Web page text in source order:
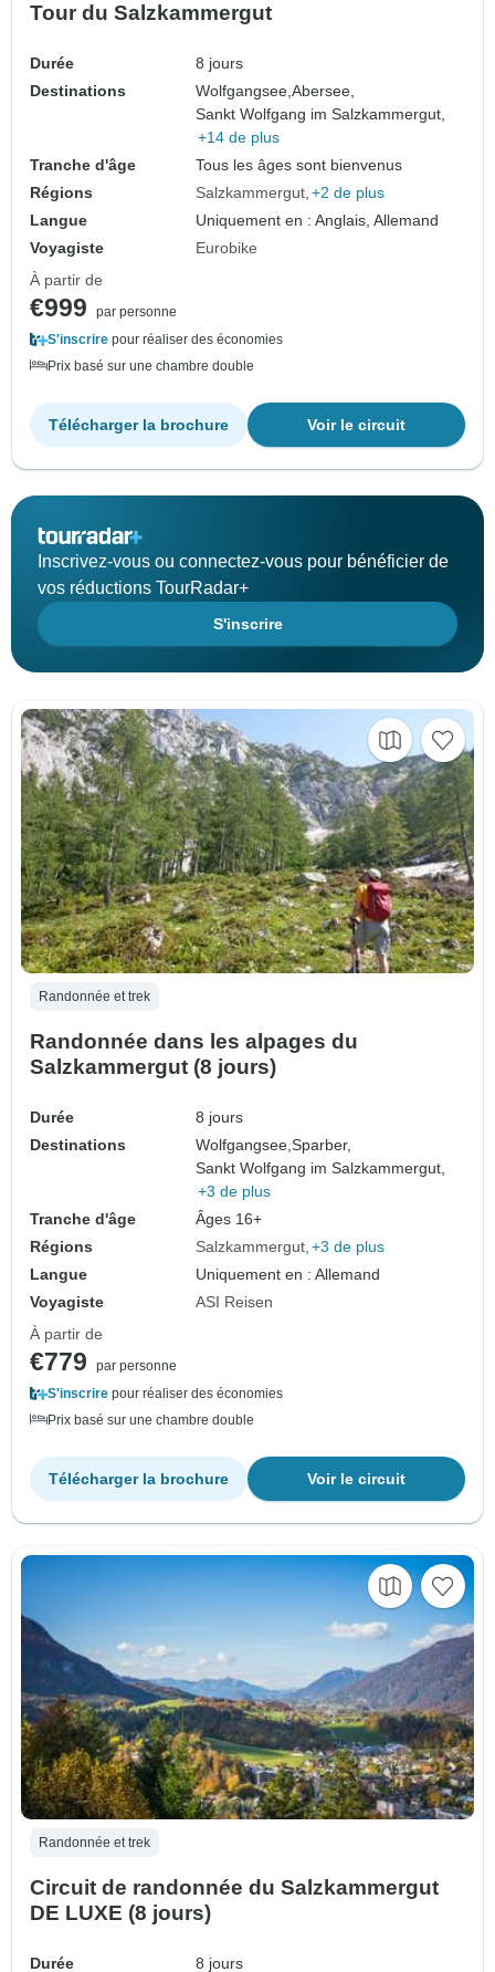
Tour du Salzkammergut
Durée
8 jours
Destinations
Wolfgangsee,Abersee,
Sankt Wolfgang im Salzkammergut,
+14 de plus
Tranche d'âge
Tous les âges sont bienvenus
Régions
Salzkammergut +2 de plus
Langue
Uniquement en : Anglais, Allemand
Voyagiste
Eurobike
À partir de
€999
par personne
S'inscrire pour réaliser des économies
Prix basé sur une chambre double
Voir le circuit
Télécharger la brochure
Inscrivez-vous ou connectez-vous pour bénéficier de
vos réductions TourRadar+
S'inscrire
Randonnée et trek
Randonnée dans les alpages du
Salzkammergut (8 jours)
Durée
8 jours
Destinations
Wolfgangsee,Sparber,
Sankt Wolfgang im Salzkammergut,
+3 de plus
Tranche d'âge
Âges 16+
Régions
Salzkammergut +3 de plus
Langue
Uniquement en : Allemand
Voyagiste
ASI Reisen
À partir de
€779
par personne
S'inscrire pour réaliser des économies
Prix basé sur une chambre double
Voir le circuit
Télécharger la brochure
Randonnée et trek
Circuit de randonnée du Salzkammergut
DE LUXE (8 jours)
Durée 8 jours